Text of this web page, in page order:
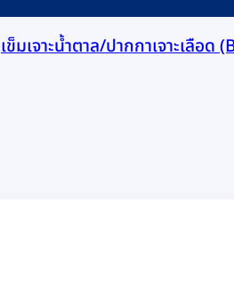
เข็มเจาะน้ำตาล/ปากกาเจาะเลื